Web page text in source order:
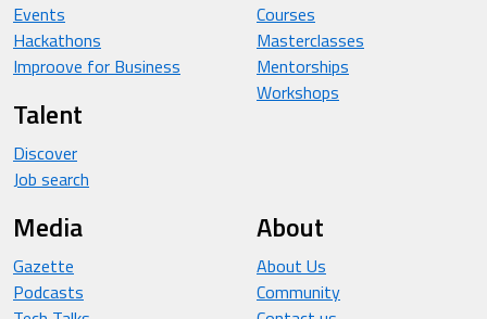
Events
Hackathons
Improove for Business
Talent
Discover
Job search
Courses
Masterclasses
Mentorships
Workshops
Media
Gazette
Podcasts
About
About Us
Community